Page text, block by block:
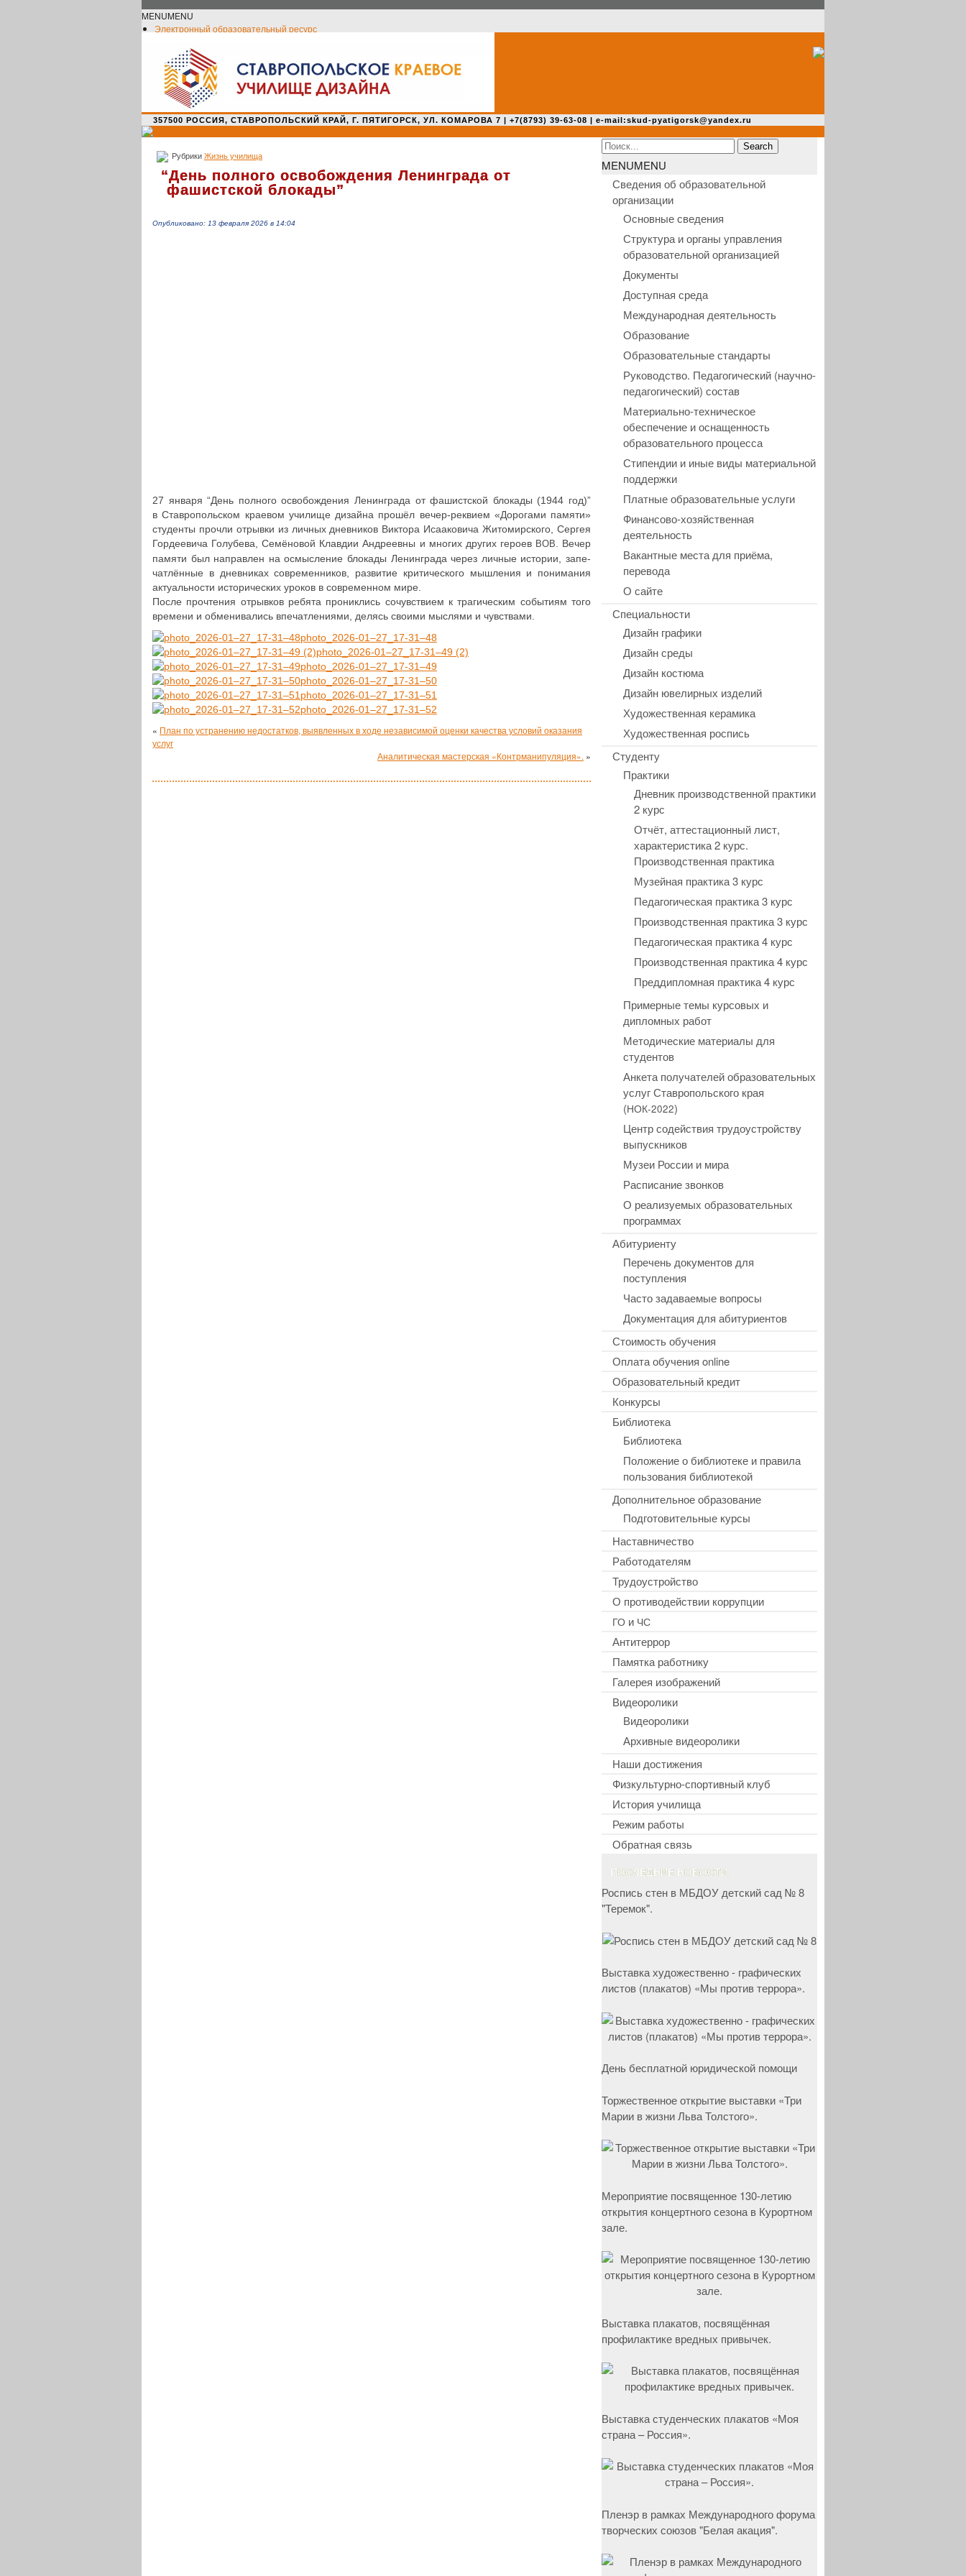
MENUMENU
Электронный образовательный ресурс
Новости училища
О нас пишут
Новости культуры
Жизнь училища
Адрес училища
357500 РОССИЯ, СТАВРОПОЛЬСКИЙ КРАЙ, Г. ПЯТИГОРСК, УЛ. КОМАРОВА 7 | +7(8793) 39-63-08 | e-mail:skud-pyatigorsk@yandex.ru
Рубрики Жизнь училища
“День полного освобождения Ленинграда от
фашистской блокады”
Опубликовано: 13 февраля 2026 в 14:04
27 января “День полного осво­бож­де­ния Ленин­гра­да от фашист­ской блокады (1944 год)”
в Став­ро­поль­ском краевом училище дизайна прошёл вечер-реквием «Доро­га­ми памяти»
сту­ден­ты прочли отрывки из личных днев­ни­ков Виктора Иса­а­ко­ви­ча Жито­мир­ско­го, Сергея
Гор­де­е­ви­ча Голу­бе­ва, Семё­но­вой Клавдии Андре­ев­ны и многих других героев ВОВ
. Вечер
памяти был направ­лен на осмыс­ле­ние блокады Ленин­гра­да через личные истории, запе­
чат­лён­ные в днев­ни­ках совре­мен­ни­ков, раз­ви­тие кри­ти­че­ско­го мыш­ле­ния и пони­ма­ния
акту­аль­но­сти исто­ри­че­ских уроков в совре­мен­ном мире.
После про­чте­ния отрыв­ков ребята про­ник­лись сочув­стви­ем к тра­ги­че­ским собы­ти­ям того
времени и обме­ни­ва­лись впе­чат­ле­ни­я­ми, делясь своими мыслями и чувствами.
photo_2026-01–27_17-31–48
photo_2026-01–27_17-31–49 (2)
photo_2026-01–27_17-31–49
photo_2026-01–27_17-31–50
photo_2026-01–27_17-31–51
photo_2026-01–27_17-31–52
« План по устранению недостатков, выявленных в ходе независимой оценки качества условий оказания
услуг
Аналитическая мастерская «Контрманипуляция». »
Search
for:
MENUMENU
Сведения об образовательной
организации
Основные сведения
Структура и органы управления
образовательной организацией
Документы
Доступная среда
Международная деятельность
Образование
Образовательные стандарты
Руководство. Педагогический (научно-
педагогический) состав
Материально-техническое
обеспечение и оснащенность
образовательного процесса
Стипендии и иные виды материальной
поддержки
Платные образовательные услуги
Финансово-хозяйственная
деятельность
Вакантные места для приёма,
перевода
О сайте
Специальности
Дизайн графики
Дизайн среды
Дизайн костюма
Дизайн ювелирных изделий
Художественная керамика
Художественная роспись
Студенту
Практики
Дневник производственной практики
2 курс
Отчёт, аттестационный лист,
характеристика 2 курс.
Производственная практика
Музейная практика 3 курс
Педагогическая практика 3 курс
Производственная практика 3 курс
Педагогическая практика 4 курс
Производственная практика 4 курс
Преддипломная практика 4 курс
Примерные темы курсовых и
дипломных работ
Методические материалы для
студентов
Анкета получателей образовательных
услуг Ставропольского края
(НОК-2022)
Центр содействия трудоустройству
выпускников
Музеи России и мира
Расписание звонков
О реализуемых образовательных
программах
Абитуриенту
Перечень документов для
поступления
Часто задаваемые вопросы
Документация для абитуриентов
Стоимость обучения
Оплата обучения online
Образовательный кредит
Конкурсы
Библиотека
Библиотека
Положение о библиотеке и правила
пользования библиотекой
Дополнительное образование
Подготовительные курсы
Наставничество
Работодателям
Трудоустройство
О противодействии коррупции
ГО и ЧС
Антитеррор
Памятка работнику
Галерея изображений
Видеоролики
Видеоролики
Архивные видеоролики
Наши достижения
Физкультурно-спортивный клуб
История училища
Режим работы
Обратная связь
ПОСЛЕДНИЕ НОВОСТИ
Роспись стен в МБДОУ детский сад № 8
"Теремок".
Выставка художественно - графических
листов (плакатов) «Мы против террора».
День бесплатной юридической помощи
Торжественное открытие выставки «Три
Марии в жизни Льва Толстого».
Мероприятие посвященное 130-летию
открытия концертного сезона в Курортном
зале.
Выставка плакатов, посвящённая
профилактике вредных привычек.
Выставка студенческих плакатов «Моя
страна – Россия».
Пленэр в рамках Международного форума
творческих союзов "Белая акация".